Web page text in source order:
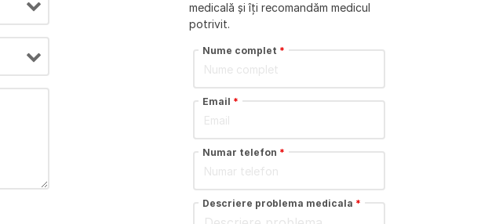
medicală și îți recomandăm medicul
potrivit.
Nume complet *
Email *
Numar telefon *
Descriere problema medicala *